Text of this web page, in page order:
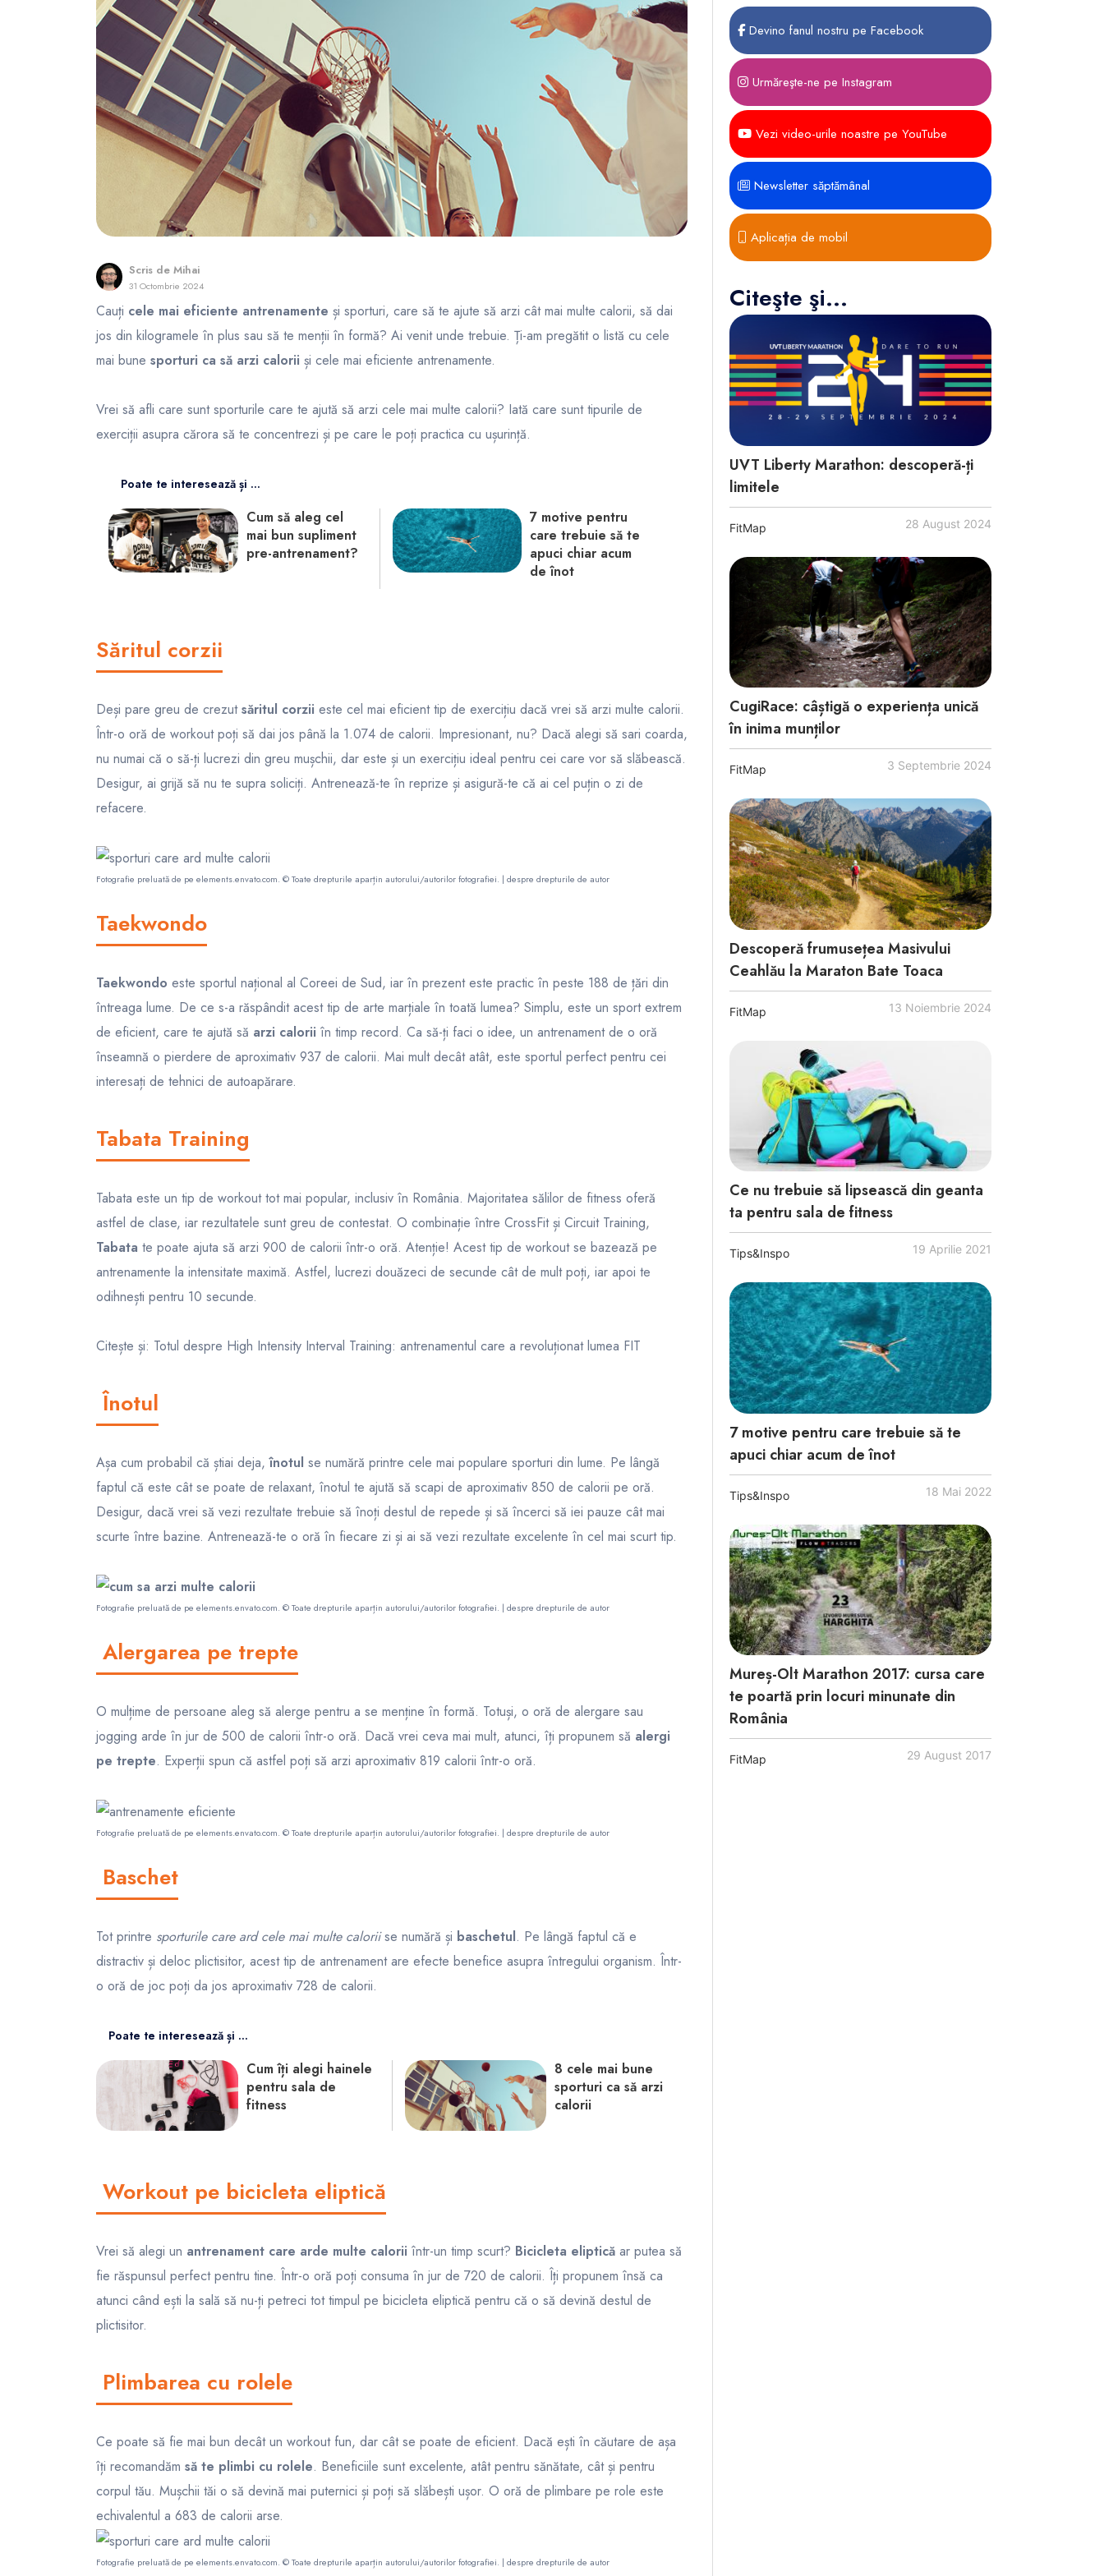
FunOne
Scris de Mihai
31 Octombrie 2024
Cauți cele mai eficiente antrenamente și sporturi, care să te ajute să arzi cât mai multe calorii, să dai
jos din kilogramele în plus sau să te menții în formă? Ai venit unde trebuie. Ți-am pregătit o listă cu cele
mai bune sporturi ca să arzi calorii și cele mai eficiente antrenamente.
Vrei să afli care sunt sporturile care te ajută să arzi cele mai multe calorii? Iată care sunt tipurile de
exerciții asupra cărora să te concentrezi și pe care le poți practica cu ușurință.
Poate te interesează și ...
Cum să aleg cel
mai bun supliment
pre-antrenament?
7 motive pentru
care trebuie să te
apuci chiar acum
de înot
Săritul corzii
Deși pare greu de crezutsăritul corzii este cel mai eficient tip de exercițiu dacă vrei să arzi multe calorii.
Într-o oră de workout poți să dai jos până la 1.074 de calorii. Impresionant, nu? Dacă alegi să sari coarda,
nu numai că o să-ți lucrezi din greu mușchii, dar este și un exercițiu ideal pentru cei care vor să slăbească.
Desigur, ai grijă să nu te supra soliciți. Antrenează-te în reprize și asigură-te că ai cel puțin o zi de
refacere.
Fotografie preluată de pe elements.envato.com. © Toate drepturile aparțin autorului/autorilor fotografiei. | despre drepturile de autor
Taekwondo
Taekwondo este sportul național al Coreei de Sud, iar în prezent este practic în peste 188 de țări din
întreaga lume. De ce s-a răspândit acest tip de arte marțiale în toată lumea? Simplu, este un sport extrem
de eficient, care te ajută să arzi calorii în timp record. Ca să-ți faci o idee, un antrenament de o oră
înseamnă o pierdere de aproximativ 937 de calorii. Mai mult decât atât, este sportul perfect pentru cei
interesați de tehnici de autoapărare.
Tabata Training
Tabata este un tip de workout tot mai popular, inclusiv în România. Majoritatea sălilor de fitness oferă
astfel de clase, iar rezultatele sunt greu de contestat. O combinație între CrossFit și Circuit Training,
Tabata te poate ajuta să arzi 900 de calorii într-o oră. Atenție! Acest tip de workout se bazează pe
antrenamente la intensitate maximă. Astfel, lucrezi douăzeci de secunde cât de mult poți, iar apoi te
odihnești pentru 10 secunde.
Citește și: Totul despre High Intensity Interval Training: antrenamentul care a revoluționat lumea FIT
Înotul
Așa cum probabil că știai deja, înotul se numără printre cele mai populare sporturi din lume. Pe lângă
faptul că este cât se poate de relaxant, înotul te ajută să scapi de aproximativ 850 de calorii pe oră.
Desigur, dacă vrei să vezi rezultate trebuie să înoți destul de repede și să încerci să iei pauze cât mai
scurte între bazine. Antrenează-te o oră în fiecare zi și ai să vezi rezultate excelente în cel mai scurt tip.
Fotografie preluată de pe elements.envato.com. © Toate drepturile aparțin autorului/autorilor fotografiei. | despre drepturile de autor
Alergarea pe trepte
O mulțime de persoane aleg să alerge pentru a se menține în formă. Totuși, o oră de alergare sau
jogging arde în jur de 500 de calorii într-o oră. Dacă vrei ceva mai mult, atunci, îți propunem să alergi
pe trepte. Experții spun că astfel poți să arzi aproximativ 819 calorii într-o oră.
Fotografie preluată de pe elements.envato.com. © Toate drepturile aparțin autorului/autorilor fotografiei. | despre drepturile de autor
Baschet
Tot printre sporturile care ard cele mai multe caloriise numără și baschetul. Pe lângă faptul că e
distractiv și deloc plictisitor, acest tip de antrenament are efecte benefice asupra întregului organism. Într-
o oră de joc poți da jos aproximativ 728 de calorii.
Poate te interesează și ...
Cum îți alegi hainele
pentru sala de
fitness
8 cele mai bune
sporturi ca să arzi
calorii
Workout pe bicicleta eliptică
Vrei să alegi un antrenament care arde multe calorii într-un timp scurt? Bicicleta eliptică ar putea să
fie răspunsul perfect pentru tine. Într-o oră poți consuma în jur de 720 de calorii. Îți propunem însă ca
atunci când ești la sală să nu-ți petreci tot timpul pe bicicleta eliptică pentru că o să devină destul de
plictisitor.
Plimbarea cu rolele
Ce poate să fie mai bun decât un workout fun, dar cât se poate de eficient. Dacă ești în căutare de așa
îți recomandăm să te plimbi cu rolele. Beneficiile sunt excelente, atât pentru sănătate, cât și pentru
corpul tău. Mușchii tăi o să devină mai puternici și poți să slăbești ușor. O oră de plimbare pe role este
echivalentul a 683 de calorii arse.
Fotografie preluată de pe elements.envato.com. © Toate drepturile aparțin autorului/autorilor fotografiei. | despre drepturile de autor
Devino fanul nostru pe Facebook
Urmăreşte-ne pe Instagram
Vezi video-urile noastre pe YouTube
Newsletter săptămânal
Aplicația de mobil
Citeşte şi...
UVT Liberty Marathon: descoperă-ți
limitele
FitMap 28 August 2024
CugiRace: câștigă o experiența unică
în inima munților
FitMap 3 Septembrie 2024
Descoperă frumusețea Masivului
Ceahlău la Maraton Bate Toaca
FitMap 13 Noiembrie 2024
Ce nu trebuie să lipsească din geanta
ta pentru sala de fitness
Tips&Inspo 19 Aprilie 2021
7 motive pentru care trebuie să te
apuci chiar acum de înot
Tips&Inspo 18 Mai 2022
Mureș-Olt Marathon 2017: cursa care
te poartă prin locuri minunate din
România
FitMap 29 August 2017